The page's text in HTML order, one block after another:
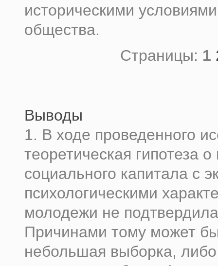
историческими
общества.
Страницы: 1
Выводы
1. В ходе проведенного
теоретическая гипотеза
социального капитала с
психологическими
молодежи не
Причинами тому может
небольшая выборка, либо